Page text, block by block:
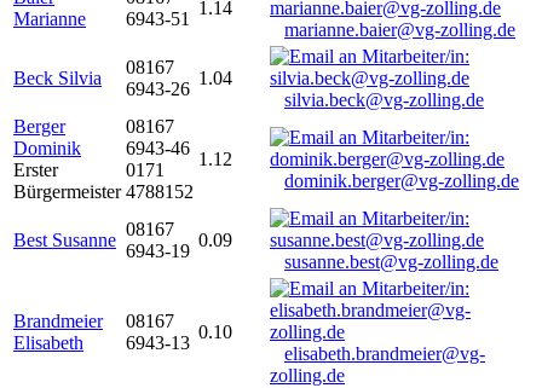
Marianne
6943-51
1.14
marianne.baier@vg-zolling.de
Beck Silvia
08167
6943-26
1.04
silvia.beck@vg-zolling.de
Berger
Dominik
Erster
Bürgermeister
08167
6943-46
0171
4788152
1.12
dominik.berger@vg-zolling.de
Best Susanne
08167
6943-19
0.09
susanne.best@vg-zolling.de
Brandmeier
Elisabeth
08167
6943-13
0.10
elisabeth.brandmeier@vg-
zolling.de